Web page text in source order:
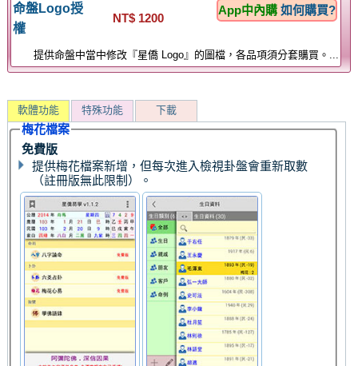
命盤Logo授
權
NT$ 1200
App中內購 如何購買?
提供命盤中當中修改『星僑 Logo』的圖檔，各品項須分套購買。...
軟體功能 特殊功能 下載
梅花檔案
免費版
提供梅花檔案新增，但每次進入檢視卦盤會重新取數
（註冊版無此限制）。